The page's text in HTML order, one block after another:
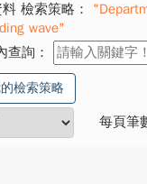
檢索策略：
wave"
查詢：
檢索策略
每頁筆